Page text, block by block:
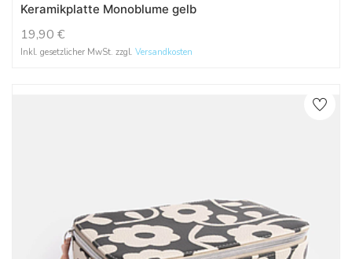
Keramikplatte Monoblume gelb
19,90 €
Inkl. gesetzlicher MwSt. zzgl. Versandkosten